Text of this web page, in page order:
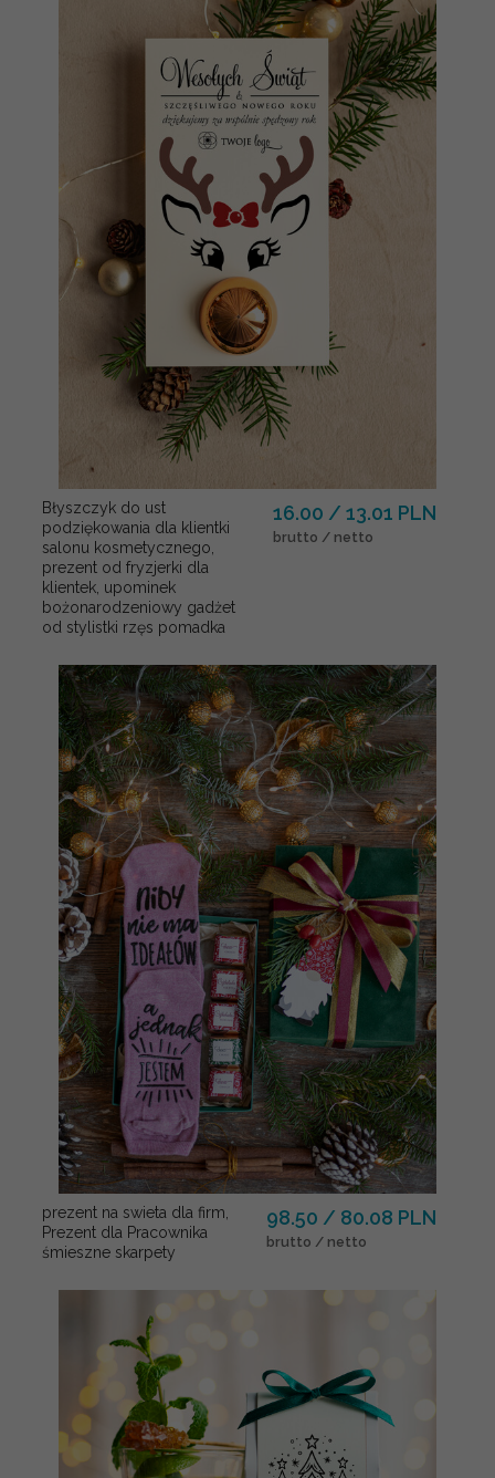
Błyszczyk do ust
podziękowania dla klientki
salonu kosmetycznego,
prezent od fryzjerki dla
klientek, upominek
bożonarodzeniowy gadżet
od stylistki rzęs pomadka
16.00 / 13.01 PLN
brutto / netto
prezent na swieta dla firm,
Prezent dla Pracownika
śmieszne skarpety
98.50 / 80.08 PLN
brutto / netto